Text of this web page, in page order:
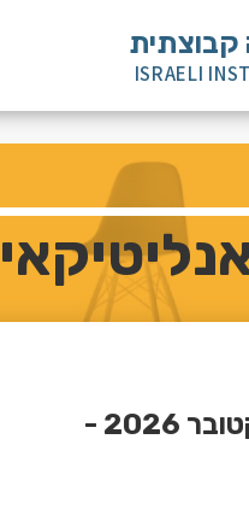
קבוצתית
ISRAELI